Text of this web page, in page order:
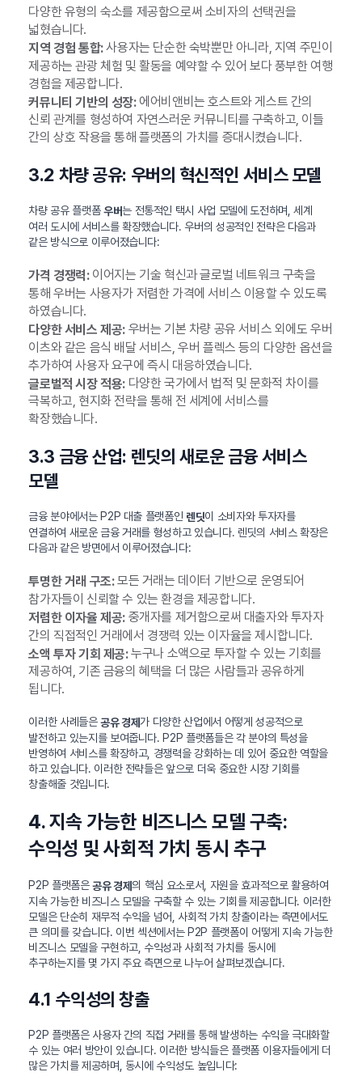
다양한 유형의 숙소를 제공함으로써 소비자의 선택권을
넓혔습니다.
지역 경험 통합:사용자는 단순한 숙박뿐만 아니라, 지역 주민이
제공하는 관광 체험 및 활동을 예약할 수 있어 보다 풍부한 여행
경험을 제공합니다.
커뮤니티 기반의 성장:에어비앤비는 호스트와 게스트 간의
신뢰 관계를 형성하여 자연스러운 커뮤니티를 구축하고, 이들
간의 상호 작용을 통해 플랫폼의 가치를 증대시켰습니다.
3.2 차량 공유: 우버의 혁신적인 서비스 모델
차량 공유 플랫폼우버는 전통적인 택시 사업 모델에 도전하며, 세계
여러 도시에 서비스를 확장했습니다. 우버의 성공적인 전략은 다음과
같은 방식으로 이루어졌습니다:
가격 경쟁력:이어지는 기술 혁신과 글로벌 네트워크 구축을
통해 우버는 사용자가 저렴한 가격에 서비스 이용할 수 있도록
하였습니다.
다양한 서비스 제공:우버는 기본 차량 공유 서비스 외에도 우버
이츠와 같은 음식 배달 서비스, 우버 플렉스 등의 다양한 옵션을
추가하여 사용자 요구에 즉시 대응하였습니다.
글로벌적 시장 적용:다양한 국가에서 법적 및 문화적 차이를
극복하고, 현지화 전략을 통해 전 세계에 서비스를
확장했습니다.
3.3 금융 산업: 렌딧의 새로운 금융 서비스
모델
금융 분야에서는 P2P 대출 플랫폼인 렌딧이 소비자와 투자자를
연결하여 새로운 금융 거래를 형성하고 있습니다. 렌딧의 서비스 확장은
다음과 같은 방면에서 이루어졌습니다:
투명한 거래 구조:모든 거래는 데이터 기반으로 운영되어
참가자들이 신뢰할 수 있는 환경을 제공합니다.
저렴한 이자율 제공:중개자를 제거함으로써 대출자와 투자자
간의 직접적인 거래에서 경쟁력 있는 이자율을 제시합니다.
소액 투자 기회 제공:누구나 소액으로 투자할 수 있는 기회를
제공하여, 기존 금융의 혜택을 더 많은 사람들과 공유하게
됩니다.
이러한 사례들은공유 경제가 다양한 산업에서 어떻게 성공적으로
발전하고 있는지를 보여줍니다. P2P 플랫폼들은 각 분야의 특성을
반영하여 서비스를 확장하고, 경쟁력을 강화하는 데 있어 중요한 역할을
하고 있습니다. 이러한 전략들은 앞으로 더욱 중요한 시장 기회를
창출해줄 것입니다.
4. 지속 가능한 비즈니스 모델 구축:
수익성 및 사회적 가치 동시 추구
P2P 플랫폼은공유 경제의 핵심 요소로서, 자원을 효과적으로 활용하여
지속 가능한 비즈니스 모델을 구축할 수 있는 기회를 제공합니다. 이러한
모델은 단순히 재무적 수익을 넘어, 사회적 가치 창출이라는 측면에서도
큰 의미를 갖습니다. 이번 섹션에서는 P2P 플랫폼이 어떻게 지속 가능한
비즈니스 모델을 구현하고, 수익성과 사회적 가치를 동시에
추구하는지를 몇 가지 주요 측면으로 나누어 살펴보겠습니다.
4.1 수익성의 창출
P2P 플랫폼은 사용자 간의 직접 거래를 통해 발생하는 수익을 극대화할
수 있는 여러 방안이 있습니다. 이러한 방식들은 플랫폼 이용자들에게 더
많은 가치를 제공하며, 동시에 수익성도 높입니다: